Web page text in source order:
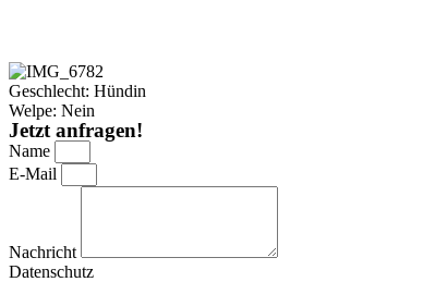
Geschlecht: Hündin
Welpe: Nein
Jetzt anfragen!
Name
E-Mail
Nachricht
Datenschutz